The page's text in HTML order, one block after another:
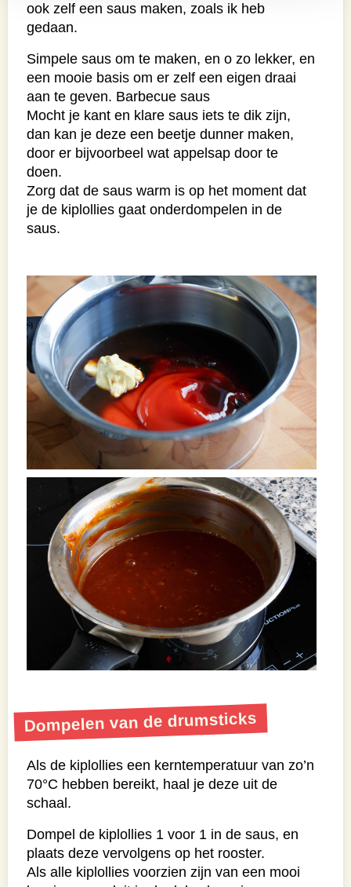
ook zelf een saus maken, zoals ik heb
gedaan.
Simpele saus om te maken, en o zo lekker, en
een mooie basis om er zelf een eigen draai
aan te geven. Barbecue saus
Mocht je kant en klare saus iets te dik zijn,
dan kan je deze een beetje dunner maken,
door er bijvoorbeel wat appelsap door te
doen.
Zorg dat de saus warm is op het moment dat
je de kiplollies gaat onderdompelen in de
saus.
Dompelen van de drumsticks
Als de kiplollies een kerntemperatuur van zo’n
70°C hebben bereikt, haal je deze uit de
schaal.
Dompel de kiplollies 1 voor 1 in de saus, en
plaats deze vervolgens op het rooster.
Als alle kiplollies voorzien zijn van een mooi